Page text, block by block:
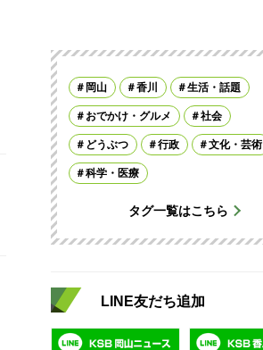
岡山 香川 生活・話題
おでかけ・グルメ 社会
どうぶつ 行政 文化・芸術
科学・医療
タグ一覧はこちら
LINE友だち追加